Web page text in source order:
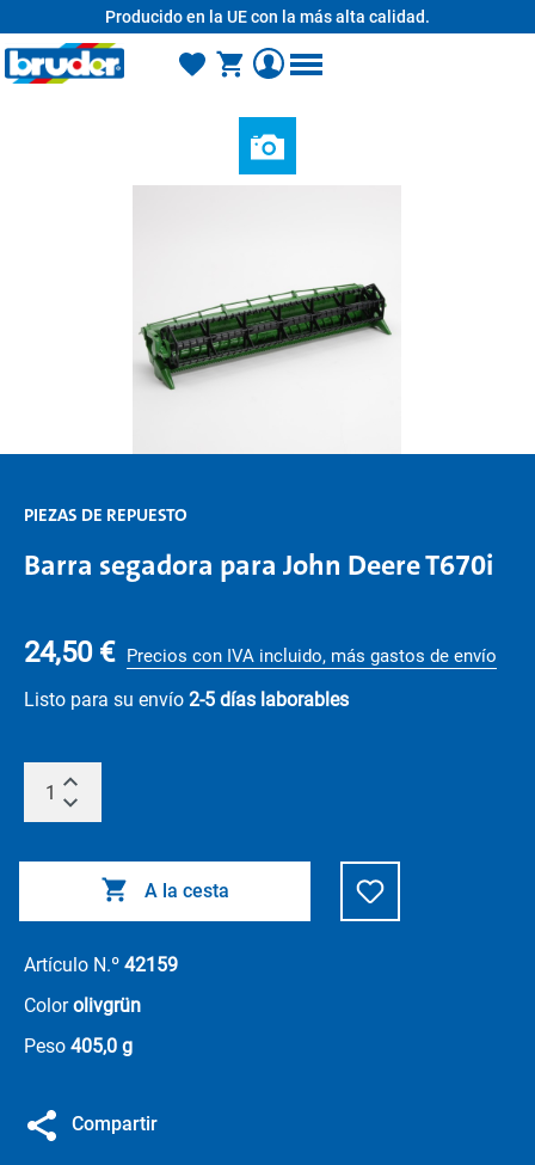
Producido en la UE con la más alta calidad.
PIEZAS DE REPUESTO
Barra segadora para John Deere T670i
24,50 € Precios con IVA incluido, más gastos de envío
Listo para su envío 2-5 días laborables
A la cesta
Artículo N.º 42159
Colorolivgrün
Peso 405,0 g
Compartir